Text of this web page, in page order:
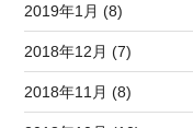
2019年1月 (8)
2018年12月 (7)
2018年11月 (8)